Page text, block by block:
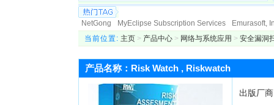
NetGong MyEclipse Subscription Services
Emurasoft,
Paessler AG
Genuitec, LLC. Globalscape N-stalker
Allround automation
KIWI Enterprise
BCL Technologies
DigiPortal Software, Inc.
Altova Datakit
ActiveXperts
ATR Soft Ltd
AeroHydro, Inc. Fortres Grand Corporation
当前位置: 主页> 产品中心> 网络与系统应用 > 安全漏洞
产品名称：Risk Watch , Riskwatch
出版厂